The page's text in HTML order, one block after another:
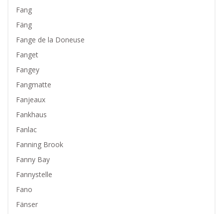
Fang
Fäng
Fange de la Doneuse
Fanget
Fangey
Fangmatte
Fanjeaux
Fankhaus
Fanlac
Fanning Brook
Fanny Bay
Fannystelle
Fano
Fänser